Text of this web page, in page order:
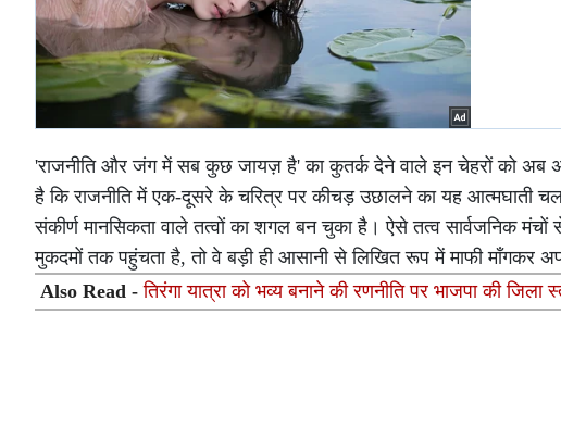
'राजनीति और जंग में सब कुछ जायज़ है' का कुतर्क देने वाले इन चेहरों को अब
है कि राजनीति में एक-दूसरे के चरित्र पर कीचड़ उछालने का यह आत्मघाती
संकीर्ण मानसिकता वाले तत्वों का शगल बन चुका है। ऐसे तत्व सार्वजनिक
मुकदमों तक पहुंचता है, तो वे बड़ी ही आसानी से लिखित रूप में माफी माँगकर
Also Read -तिरंगा यात्रा को भव्य बनाने की रणनीति पर भाजपा की जिला